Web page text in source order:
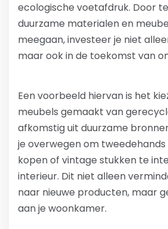
ecologische voetafdruk. Door
duurzame materialen en
meegaan, investeer je niet
maar ook in de toekomst van
Een voorbeeld hiervan is het
meubels gemaakt van
afkomstig uit duurzame
je overwegen om
kopen of vintage stukken te
interieur. Dit niet alleen
naar nieuwe producten, maar
aan je woonkamer.